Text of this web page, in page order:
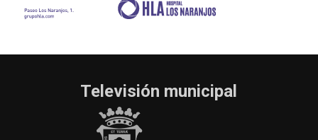
Televisión municipal